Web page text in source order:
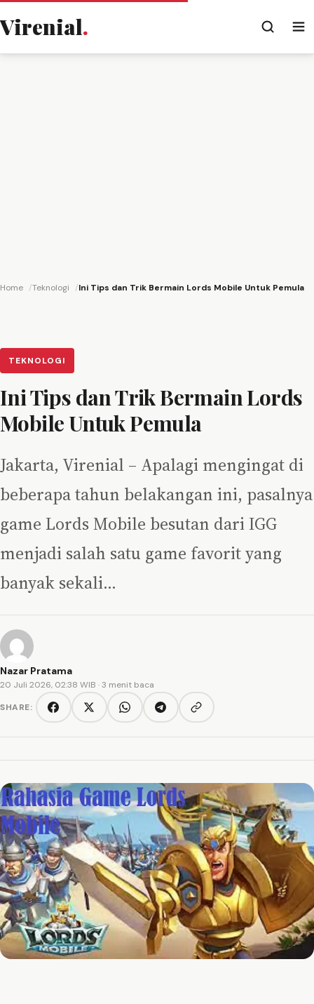
Virenial.
Home Teknologi Ini Tips dan Trik Bermain Lords Mobile Untuk Pemula
TEKNOLOGI
Ini Tips dan Trik Bermain Lords
Mobile Untuk Pemula
Jakarta, Virenial – Apalagi mengingat di
beberapa tahun belakangan ini, pasalnya
game Lords Mobile besutan dari IGG
menjadi salah satu game favorit yang
banyak sekali…
Nazar Pratama
20 Juli 2026, 02:38 WIB · 3 menit baca
SHARE:
FacebookTwitter/XWhatsAppTelegramCopy link